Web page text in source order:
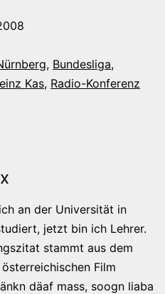
, Bundesliga,
Kas, Radio-Konferenz
an der Universität in
jetzt bin ich Lehrer.
stammt aus dem
Film
däaf mass, soogn liaba